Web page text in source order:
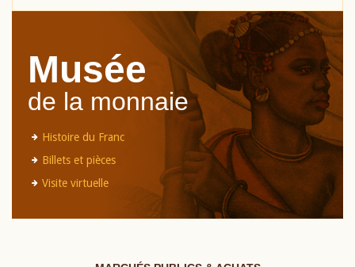
Musée
de la monnaie
Histoire du Franc
Billets et pièces
Visite virtuelle